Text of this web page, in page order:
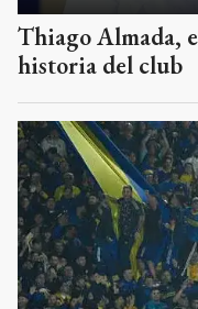
Thiago Almada,
historia del club